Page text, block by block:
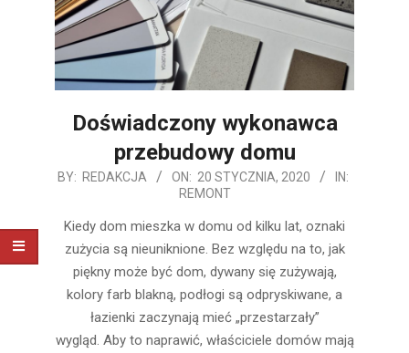
Doświadczony wykonawca
przebudowy domu
2020-
20
BY: REDAKCJA ON: 20 STYCZNIA, 2020
IN:
REMONT
Kiedy dom mieszka w domu od kilku lat, oznaki
zużycia są nieuniknione. Bez względu na to, jak
piękny może być dom, dywany się zużywają,
kolory farb blakną, podłogi są odpryskiwane, a
łazienki zaczynają mieć „przestarzały”
wygląd. Aby to naprawić, właściciele domów mają